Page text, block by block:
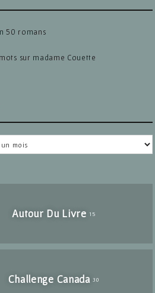
50 romans
sur madame Couette
Autour Du Livre 15
Challenge Canada 30